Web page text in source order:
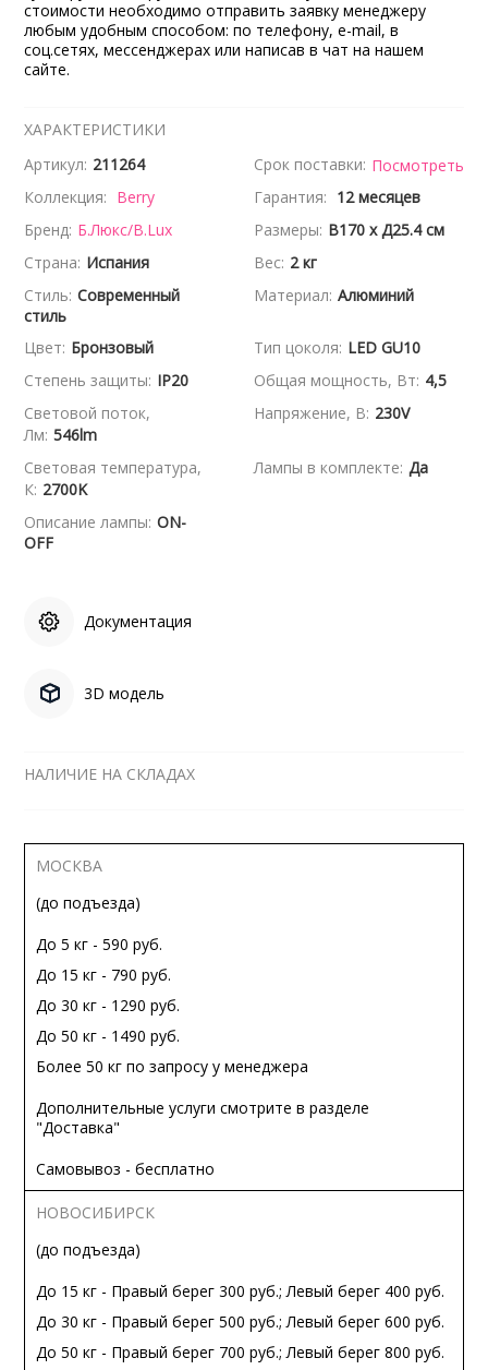
стоимости необходимо отправить заявку менеджеру
любым удобным способом: по телефону, e-mail, в
соц.сетях, мессенджерах или написав в чат на нашем
сайте.
ХАРАКТЕРИСТИКИ
Артикул: 211264 Срок поставки: Посмотреть
Коллекция: Berry Гарантия: 12 месяцев
Бренд: Б.Люкс/B.Lux Размеры: В170 x Д25.4 см
Страна: Испания Вес: 2 кг
Стиль: Современный
стиль
Материал: Алюминий
Цвет: Бронзовый Тип цоколя: LED GU10
Степень защиты: IP20 Общая мощность, Вт: 4,5
Световой поток,
Лм: 546lm
Напряжение, В: 230V
Световая температура,
К: 2700K
Лампы в комплекте: Да
Описание лампы: ON-
OFF
Документация
3D модель
НАЛИЧИЕ НА СКЛАДАХ
МОСКВА
(до подъезда)
До 5 кг - 590 руб.
До 15 кг - 790 руб.
До 30 кг - 1290 руб.
До 50 кг - 1490 руб.
Более 50 кг по запросу у менеджера
Дополнительные услуги смотрите в разделе
"Доставка"
Самовывоз - бесплатно
НОВОСИБИРСК
(до подъезда)
До 15 кг - Правый берег 300 руб.; Левый берег 400 руб.
До 30 кг - Правый берег 500 руб.; Левый берег 600 руб.
До 50 кг - Правый берег 700 руб.; Левый берег 800 руб.